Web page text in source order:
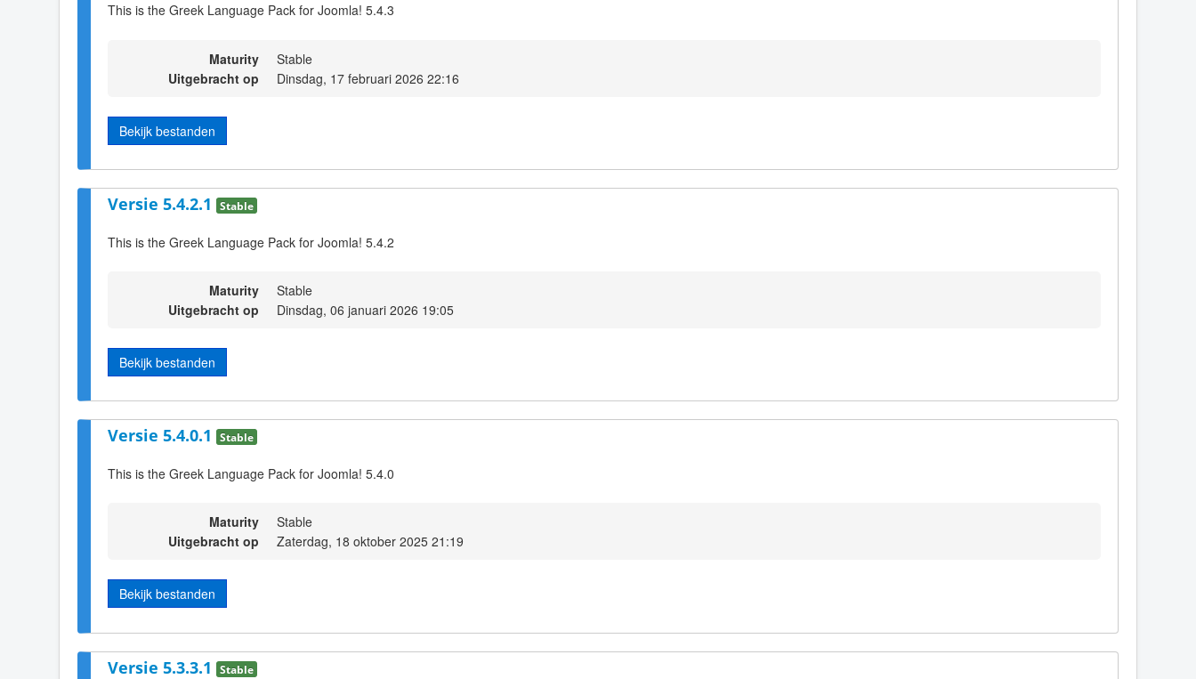
This is the Greek Language Pack for Joomla! 5.4.3
Maturity
Stable
Uitgebracht op
Dinsdag, 17 februari 2026 22:16
Bekijk bestanden
Versie 5.4.2.1 Stable
This is the Greek Language Pack for Joomla! 5.4.2
Maturity
Stable
Uitgebracht op
Dinsdag, 06 januari 2026 19:05
Bekijk bestanden
Versie 5.4.0.1 Stable
This is the Greek Language Pack for Joomla! 5.4.0
Maturity
Stable
Uitgebracht op
Zaterdag, 18 oktober 2025 21:19
Bekijk bestanden
Versie 5.3.3.1 Stable